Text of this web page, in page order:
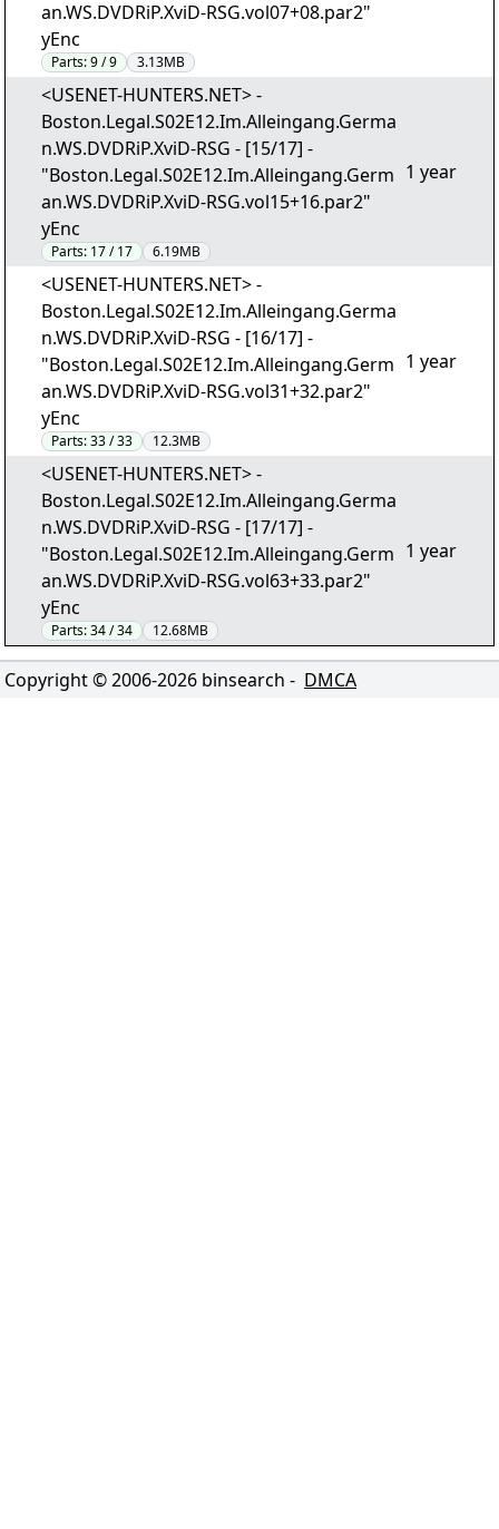
an.WS.DVDRiP.XviD-RSG.vol07+08.par2"
yEnc
Parts:9 / 9 3.13MB
<USENET-HUNTERS.NET> -
Boston.Legal.S02E12.Im.Alleingang.Germa
n.WS.DVDRiP.XviD-RSG - [15/17] -
"Boston.Legal.S02E12.Im.Alleingang.Germ
an.WS.DVDRiP.XviD-RSG.vol15+16.par2"
yEnc
Parts: 17 / 17 6.19MB
1 year
<USENET-HUNTERS.NET> -
Boston.Legal.S02E12.Im.Alleingang.Germa
n.WS.DVDRiP.XviD-RSG - [16/17] -
"Boston.Legal.S02E12.Im.Alleingang.Germ
an.WS.DVDRiP.XviD-RSG.vol31+32.par2"
yEnc
Parts:33 / 33 12.3MB
1 year
<USENET-HUNTERS.NET> -
Boston.Legal.S02E12.Im.Alleingang.Germa
n.WS.DVDRiP.XviD-RSG - [17/17] -
"Boston.Legal.S02E12.Im.Alleingang.Germ
an.WS.DVDRiP.XviD-RSG.vol63+33.par2"
yEnc
Parts:34 / 34 12.68MB
1 year
Copyright © 2006-2026 binsearch - DMCA